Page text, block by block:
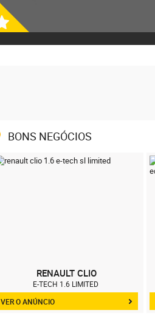
BONS NEGÓCIOS
RENAULT CLIO
E-TECH 1.6 LIMITED
VER O ANÚNCIO